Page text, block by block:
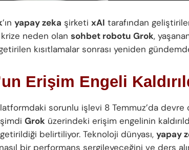
’ın yapay zeka şirketi xAI tarafından
neden olan sohbet robotu Grok,
kısıtlamalar sonrası yeniden
Erişim Engeli
sorunlu işlevi 8 Temmuz’da devre
Grok üzerindeki erişim engelinin
belirtiliyor. Teknoloji dünyası, yapay
bir performans sergileyeceğini ve ders